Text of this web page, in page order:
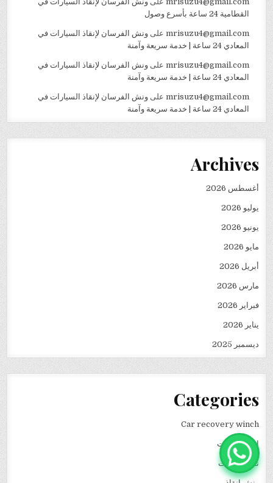
القطامية 24 ساعة بأسرع وصول
mrisuzu4@gmail.comعلى ونش الفرسان لإنقاذ السيارات في
المعادي 24 ساعة | خدمة سريعة وآمنة
mrisuzu4@gmail.comعلى ونش الفرسان لإنقاذ السيارات في
المعادي 24 ساعة | خدمة سريعة وآمنة
mrisuzu4@gmail.comعلى ونش الفرسان لإنقاذ السيارات في
المعادي 24 ساعة | خدمة سريعة وآمنة
Archives
أغسطس 2026
يوليو 2026
يونيو 2026
مايو 2026
أبريل 2026
مارس 2026
فبراير 2026
يناير 2026
ديسمبر 2025
Categories
Car recovery winch
انقاذ سيارات
نقل كرفانات